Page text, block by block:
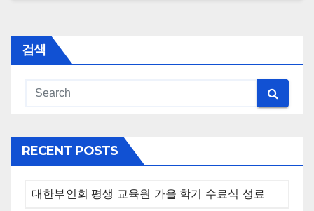
검색
RECENT POSTS
대한부인회 평생 교육원 가을 학기 수료식 성료